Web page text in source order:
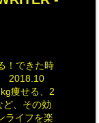
！できた時
2018.10
痩せる、2
ど、その効
ライフを楽